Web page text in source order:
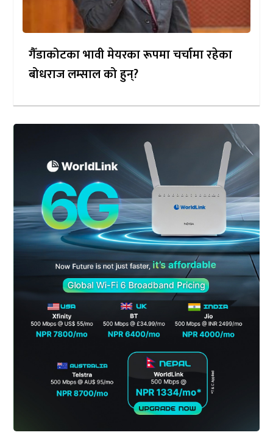
गैँडाकोटका भावी मेयरका रूपमा चर्चामा रहेका
बोधराज लम्साल को हुन्?